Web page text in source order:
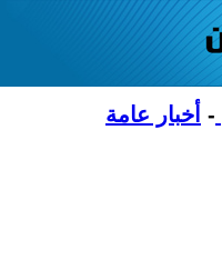
- أخبار عامة